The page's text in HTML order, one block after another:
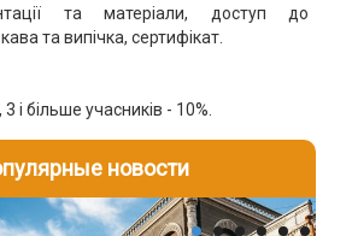
та матеріали, доступ до
та випічка, сертифікат.
і більше учасників - 10%.
новости